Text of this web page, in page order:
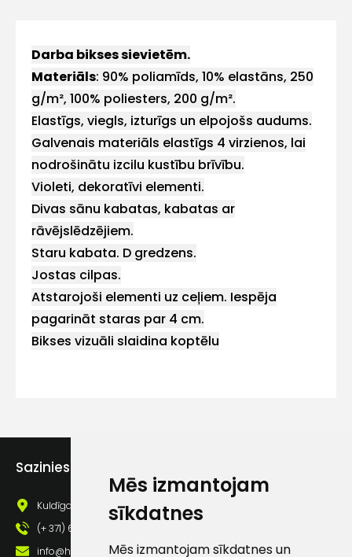
Mēs izmantojam
sīkdatnes
Mēs izmantojam sīkdatnes un
Darba bikses sievietēm.
Materiāls: 90% poliamīds, 10% elastāns, 250
g/m², 100% poliesters, 200 g/m².
Elastīgs, viegls, izturīgs un elpojošs audums.
Galvenais materiāls elastīgs 4 virzienos, lai
nodrošinātu izcilu kustību brīvību.
Violeti, dekoratīvi elementi.
Divas sānu kabatas, kabatas ar
rāvējslēdzējiem.
Staru kabata. D gredzens.
Jostas cilpas.
Atstarojoši elementi uz ceļiem. Iespēja
pagarināt staras par 4 cm.
Bikses vizuāli slaidina koptēlu
Sazinies ar mums
Kuldīgas iela 69a, Saldus, Saldus nov., LV - 3801
(+ 371) 63 881 186
info@hards.lv
E-pasts
Kontakttālrunis
pastā
Sūtīt ziņojumu